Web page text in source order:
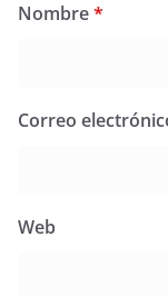
Nombre*
Correo
Web